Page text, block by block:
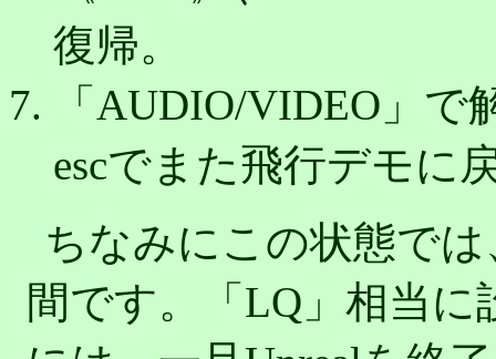
復帰。
「AUDIO/VIDEO」
escでまた飛行デモに
ちなみにこの状態で
間です。「LQ」相当